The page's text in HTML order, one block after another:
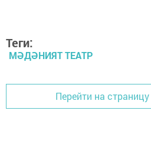
Теги:
МӘДӘНИЯТ ТЕАТР
Перейти на